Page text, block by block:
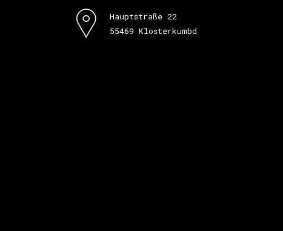
Hauptstraße 22
55469 Klosterkumbd